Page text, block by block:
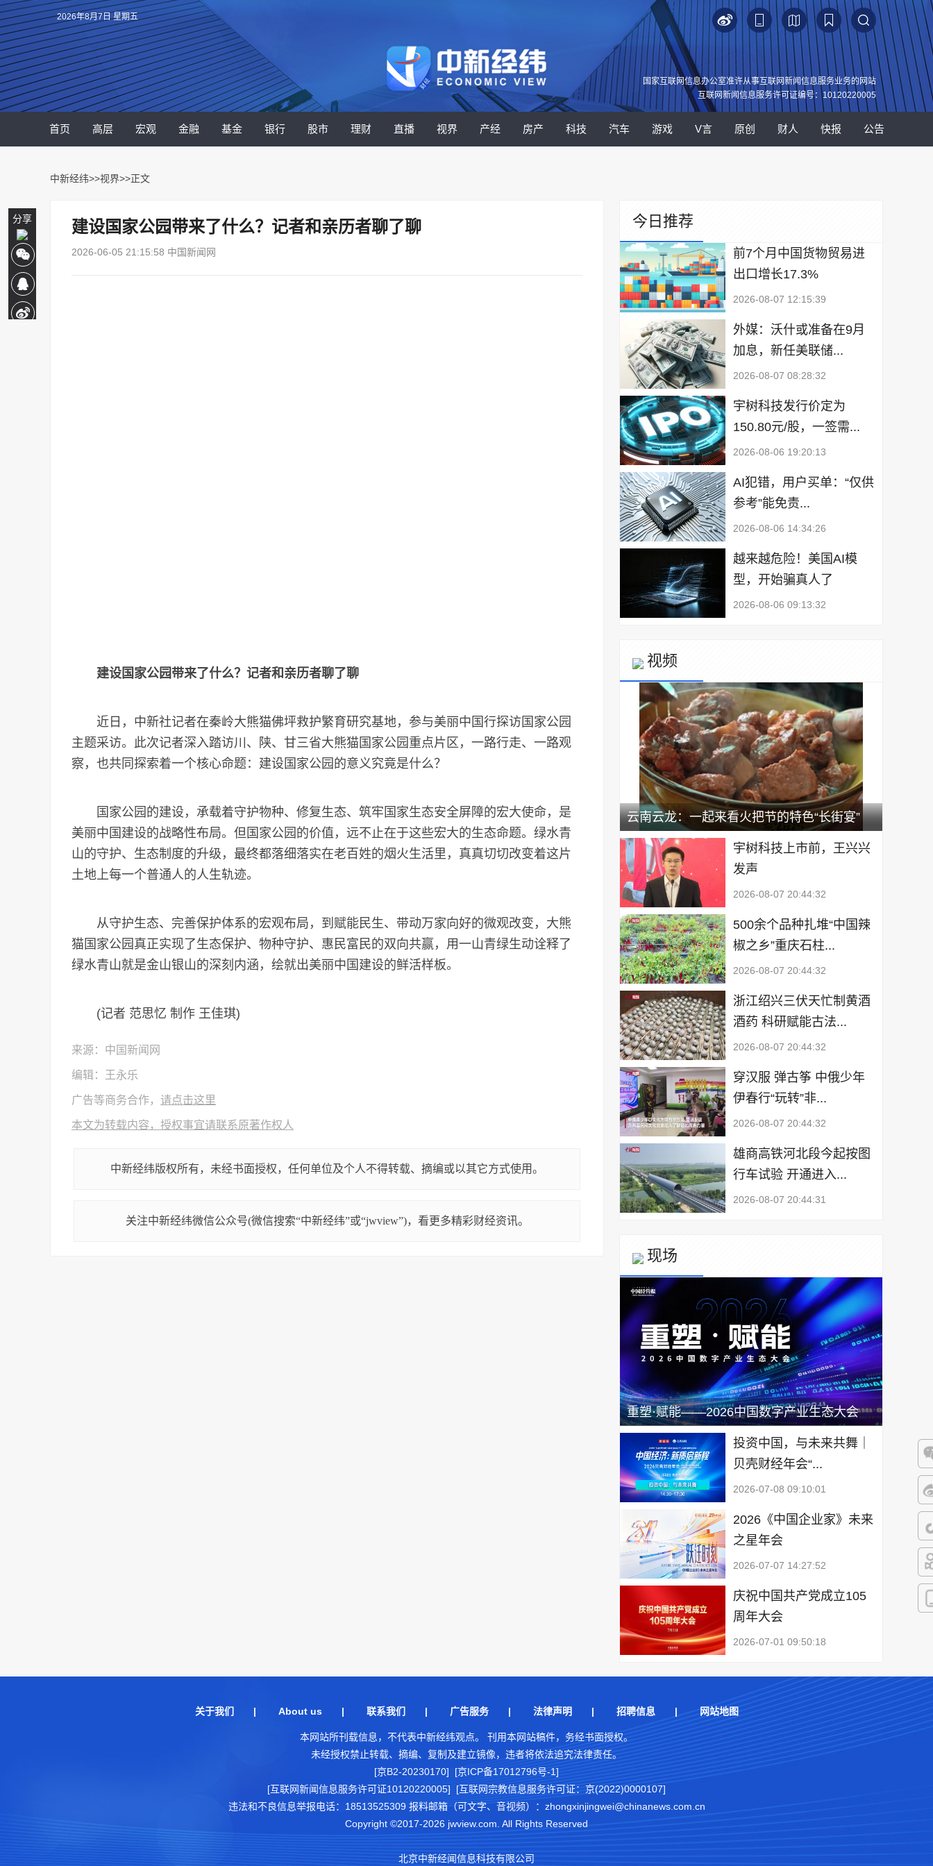
微
微
抖
快
分享
2026年8月7日 星期五
国家互联网信息办公室准许从事互联网新闻信息服务业务的网站
互联网新闻信息服务许可证编号：10120220005
首页 高层 宏观 金融 基金 银行 股市 理财 直播 视界 产经 房产 科技 汽车 游戏 V言 原创 财人 快报 公告
中新经纬>>视界>>正文
建设国家公园带来了什么？记者和亲历者聊了聊
2026-06-05 21:15:58 中国新闻网
建设国家公园带来了什么？记者和亲历者聊了聊
近日，中新社记者在秦岭大熊猫佛坪救护繁育研究基地，参与美丽中国行探访国家公园
主题采访。此次记者深入踏访川、陕、甘三省大熊猫国家公园重点片区，一路行走、一路观
察，也共同探索着一个核心命题：建设国家公园的意义究竟是什么？
国家公园的建设，承载着守护物种、修复生态、筑牢国家生态安全屏障的宏大使命，是
美丽中国建设的战略性布局。但国家公园的价值，远不止在于这些宏大的生态命题。绿水青
山的守护、生态制度的升级，最终都落细落实在老百姓的烟火生活里，真真切切改变着这片
土地上每一个普通人的人生轨迹。
从守护生态、完善保护体系的宏观布局，到赋能民生、带动万家向好的微观改变，大熊
猫国家公园真正实现了生态保护、物种守护、惠民富民的双向共赢，用一山青绿生动诠释了
绿水青山就是金山银山的深刻内涵，绘就出美丽中国建设的鲜活样板。
(记者 范思忆 制作 王佳琪)
来源：中国新闻网
编辑：王永乐
广告等商务合作， 请点击这里
本文为转载内容，授权事宜请联系原著作权人
中新经纬版权所有，未经书面授权，任何单位及个人不得转载、摘编或以其它方式使用。
关注中新经纬微信公众号(微信搜索“中新经纬”或“jwview”)，看更多精彩财经资讯。
今日推荐
前7个月中国货物贸易进
出口增长17.3%
2026-08-07 12:15:39
外媒：沃什或准备在9月
加息，新任美联储...
2026-08-07 08:28:32
宇树科技发行价定为
150.80元/股，一签需...
2026-08-06 19:20:13
AI犯错，用户买单：“仅供
参考”能免责...
2026-08-06 14:34:26
越来越危险！美国AI模
型，开始骗真人了
2026-08-06 09:13:32
视频
云南云龙：一起来看火把节的特色“长街宴”
宇树科技上市前，王兴兴
发声
2026-08-07 20:44:32
500余个品种扎堆“中国辣
椒之乡”重庆石柱...
2026-08-07 20:44:32
浙江绍兴三伏天忙制黄酒
酒药 科研赋能古法...
2026-08-07 20:44:32
穿汉服 弹古筝 中俄少年
伊春行“玩转”非...
2026-08-07 20:44:32
雄商高铁河北段今起按图
行车试验 开通进入...
2026-08-07 20:44:31
现场
重塑·赋能——2026中国数字产业生态大会
投资中国，与未来共舞｜
贝壳财经年会“...
2026-07-08 09:10:01
2026《中国企业家》未来
之星年会
2026-07-07 14:27:52
庆祝中国共产党成立105
周年大会
2026-07-01 09:50:18
关于我们 | About us| 联系我们 | 广告服务| 法律声明 | 招聘信息 | 网站地图
本网站所刊载信息，不代表中新经纬观点。 刊用本网站稿件，务经书面授权。
未经授权禁止转载、摘编、复制及建立镜像，违者将依法追究法律责任。
[京B2-20230170] [京ICP备17012796号-1]
[互联网新闻信息服务许可证10120220005]
[互联网宗教信息服务许可证：京(2022)0000107]
违法和不良信息举报电话：18513525309 报料邮箱（可文字、音视频）：zhongxinjingwei@chinanews.com.cn
Copyright ©2017-2026 jwview.com. All Rights Reserved
北京中新经闻信息科技有限公司